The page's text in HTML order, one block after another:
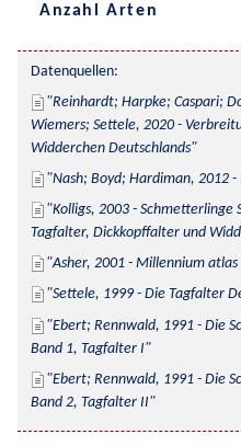
Anzahl Arten
Datenquellen:
Reinhardt; Harpke; Caspari;
Wiemers; Settele, 2020 -
Widderchen Deutschlands
Nash; Boyd; Hardiman, 2012
Kolligs, 2003 - Schmetterlinge
Tagfalter, Dickkopffalter und
Asher, 2001 - Millennium
Settele, 1999 - Die Tagfalter
Ebert; Rennwald, 1991 - Die
Band 1, Tagfalter I
Ebert; Rennwald, 1991 - Die
Band 2, Tagfalter II